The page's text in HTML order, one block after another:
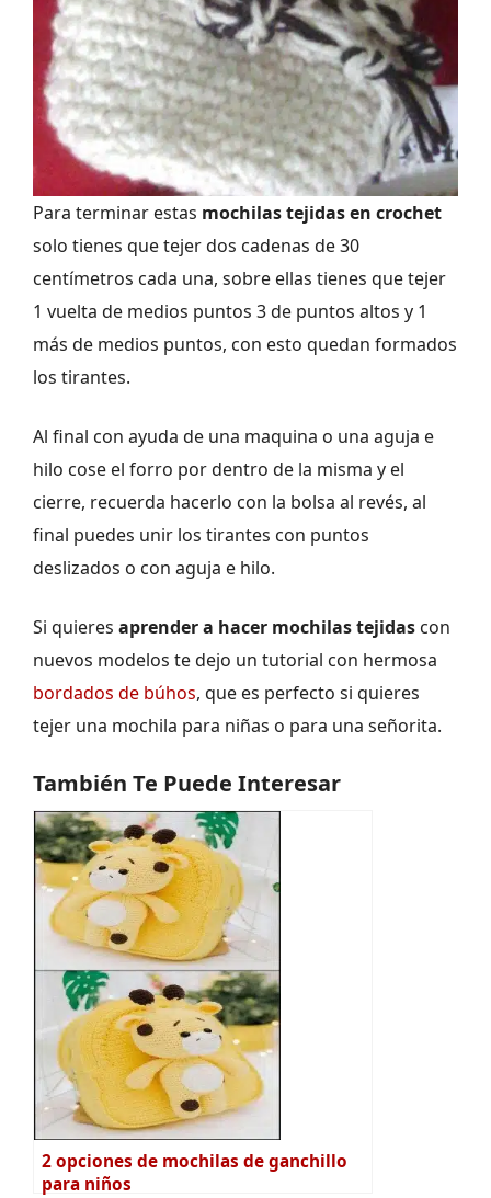
Para terminar estas mochilas tejidas en crochet
solo tienes que tejer dos cadenas de 30
centímetros cada una, sobre ellas tienes que tejer
1 vuelta de medios puntos 3 de puntos altos y 1
más de medios puntos, con esto quedan formados
los tirantes.
Al final con ayuda de una maquina o una aguja e
hilo cose el forro por dentro de la misma y el
cierre, recuerda hacerlo con la bolsa al revés, al
final puedes unir los tirantes con puntos
deslizados o con aguja e hilo.
Si quieres aprender a hacer mochilas tejidas con
nuevos modelos te dejo un tutorial con hermosa
bordados de búhos, que es perfecto si quieres
tejer una mochila para niñas o para una señorita.
También Te Puede Interesar
2 opciones de mochilas de ganchillo
para niños